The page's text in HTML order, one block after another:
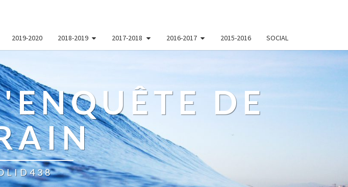
2019-2020 2018-2019 2017-2018 2016-2017 2015-2016 SOCIAL
DE